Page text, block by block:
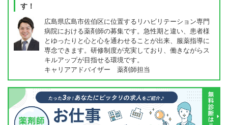
す！
広島県広島市佐伯区に位置するリハビリテーション専門
病院における薬剤師の募集です。急性期と違い、患者様
とゆったりと心と心を通わせることが出来、服薬指導に
専念できます。研修制度が充実しており、働きながらス
キルアップが目指せる環境です。
キャリアアドバイザー 薬剤師担当